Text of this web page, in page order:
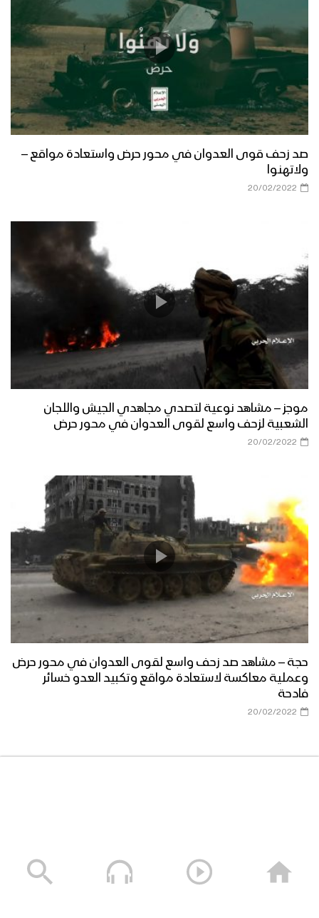
صد زحف قوى العدوان في محور حرض واستعادة مواقع –
ولاتهنوا
20/02/2022
موجز – مشاهد نوعية لتصدي مجاهدي الجيش واللجان
الشعبية لزحف واسع لقوى العدوان في محور حرض
20/02/2022
حجة – مشاهد صد زحف واسع لقوى العدوان في محور حرض
وعملية معاكسة لاستعادة مواقع وتكبيد العدو خسائر
فادحة
20/02/2022
اليوم الوطني للصمود